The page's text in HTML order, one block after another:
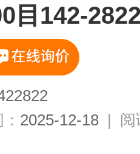
目142-
2025-12-18 | 阅